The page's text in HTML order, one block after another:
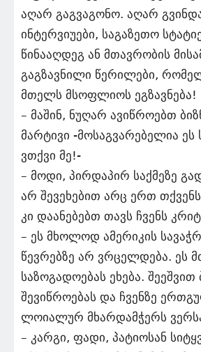
აღარ გაგვაგონო. აღარ
ინტერვიუები, საგაზეთო
წინააღდეგ ან მთავრობის
გაგზავნილი წერილები,
მთელს მსოფლიოს ეგზავნება!
– მაშინ, ნუღარ ავიწროებთ
მარტივი -მოსაგვარებელია ეს
ვთქვი მე!-
– მოდი, პირდაპირ საქმეზე
არ შევეხებით არც ერთ
კი დაანებებთ თავს ჩვენს
– ეს მხოლოდ ამერიკის
წევრებზე არ ვრცელდება. ეს
საზოგადოებას ეხება. შეეშვით
შევიწროებას და ჩვენზე
ლოიალურ მხარდამჭერს
– კარგი, ფადი, პატიოსან